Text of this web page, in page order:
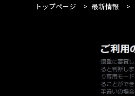
トップページ > 最新情報 >